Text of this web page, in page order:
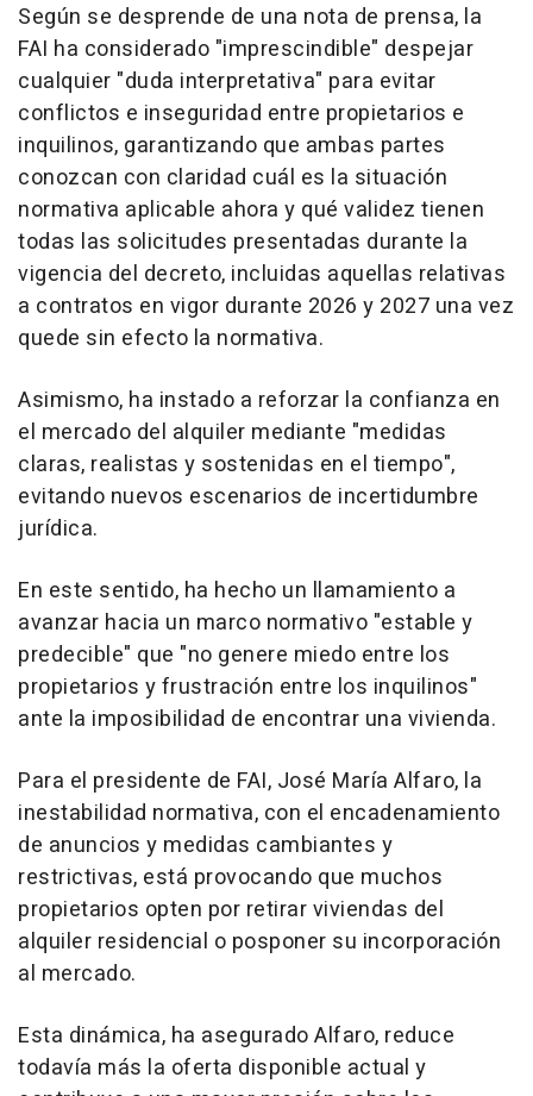
Según se desprende de una nota de prensa, la
FAI ha considerado "imprescindible" despejar
cualquier "duda interpretativa" para evitar
conflictos e inseguridad entre propietarios e
inquilinos, garantizando que ambas partes
conozcan con claridad cuál es la situación
normativa aplicable ahora y qué validez tienen
todas las solicitudes presentadas durante la
vigencia del decreto, incluidas aquellas relativas
a contratos en vigor durante 2026 y 2027 una vez
quede sin efecto la normativa.
Asimismo, ha instado a reforzar la confianza en
el mercado del alquiler mediante "medidas
claras, realistas y sostenidas en el tiempo",
evitando nuevos escenarios de incertidumbre
jurídica.
En este sentido, ha hecho un llamamiento a
avanzar hacia un marco normativo "estable y
predecible" que "no genere miedo entre los
propietarios y frustración entre los inquilinos"
ante la imposibilidad de encontrar una vivienda.
Para el presidente de FAI, José María Alfaro, la
inestabilidad normativa, con el encadenamiento
de anuncios y medidas cambiantes y
restrictivas, está provocando que muchos
propietarios opten por retirar viviendas del
alquiler residencial o posponer su incorporación
al mercado.
Esta dinámica, ha asegurado Alfaro, reduce
todavía más la oferta disponible actual y